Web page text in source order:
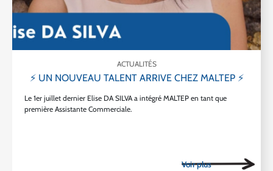
ACTUALITÉS
⚡ UN NOUVEAU TALENT ARRIVE CHEZ MALTEP ⚡
Le 1er juillet dernier Elise DA SILVA a intégré MALTEP en tant que
première Assistante Commerciale.